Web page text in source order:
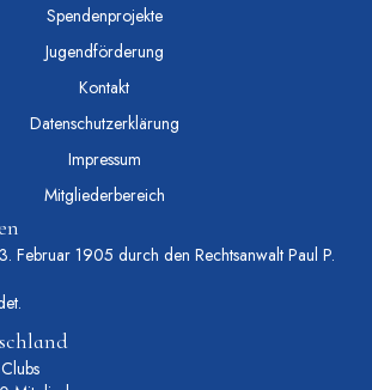
Spendenprojekte
Jugendförderung
Kontakt
Datenschutzerklärung
Impressum
Mitgliederbereich
Februar 1905 durch den Rechtsanwalt Paul P.